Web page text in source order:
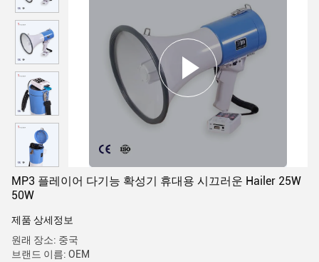
MP3 플레이어 다기능 확성기 휴대용 시끄러운 Hailer 25W
50W
제품 상세정보
원래 장소: 중국
브랜드 이름: OEM